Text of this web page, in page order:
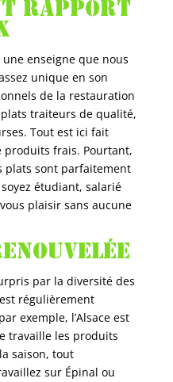
rapport
une enseigne que nous
unique en son
de la restauration
traiteurs de qualité,
Tout est ici fait
produits frais. Pourtant,
plats sont parfaitement
étudiant, salarié
plaisir sans aucune
par la diversité des
régulièrement
exemple, l’Alsace est
travaille les produits
saison, tout
sur Épinal ou